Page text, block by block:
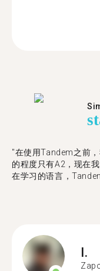
"在使用Tandem之前
的程度只有A2，现在
在学习的语言，
I.